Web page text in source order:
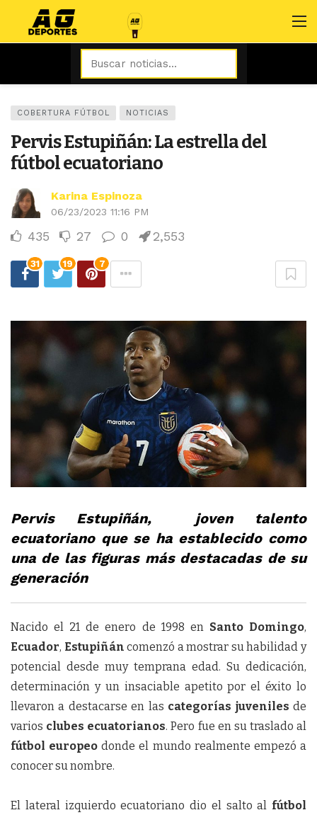
COBERTURA FÚTBOL NOTICIAS
Pervis Estupiñán: La estrella del
fútbol ecuatoriano
Karina Espinoza
06/23/2023 11:16 PM
435 27 0 2,553
31 19 7
Pervis Estupiñán, joven talento
ecuatoriano que se ha establecido como
una de las figuras más destacadas de su
generación
Nacido el 21 de enero de 1998 en Santo Domingo,
Ecuador, Estupiñán comenzó a mostrar su habilidad y
potencial desde muy temprana edad. Su dedicación,
determinación y un insaciable apetito por el éxito lo
llevaron a destacarse en las categorías juveniles de
varios clubes ecuatorianos. Pero fue en su traslado al
fútbol europeo donde el mundo realmente empezó a
conocer su nombre.
El lateral izquierdo ecuatoriano dio el salto al fútbol